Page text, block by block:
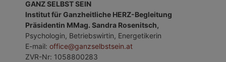
GANZ SELBST SEIN
Institut für Ganzheitliche HERZ-Begleitung
Präsidentin MMag. Sandra Rosenitsch,
Psychologin, Betriebswirtin, Energetikerin
E-mail: office@ganzselbstsein.at
ZVR-Nr: 1058800283